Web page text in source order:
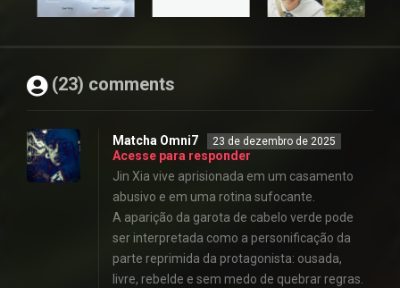
(23) comments
Matcha Omni7 23 de dezembro de 2025
Acesse para responder
Jin Xia vive aprisionada em um casamento
abusivo e em uma rotina sufocante.
A aparição da garota de cabelo verde pode
ser interpretada como a personificação da
parte reprimida da protagonista: ousada,
livre, rebelde e sem medo de quebrar regras.